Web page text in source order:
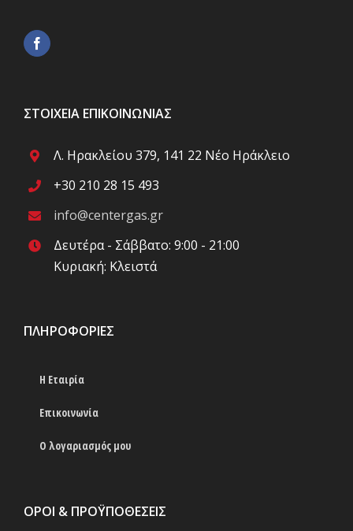
ΣΤΟΙΧΕΊΑ ΕΠΙΚΟΙΝΩΝΊΑΣ
Λ. Ηρακλείου 379, 141 22 Νέο Ηράκλειο
+30 210 28 15 493
info@centergas.gr
Δευτέρα - Σάββατο: 9:00 - 21:00
Κυριακή: Κλειστά
ΠΛΗΡΟΦΟΡΊΕΣ
Η Εταιρία
Επικοινωνία
Ο λογαριασμός μου
ΟΡΟΙ & ΠΡΟΫΠΟΘΕΣΕΙΣ